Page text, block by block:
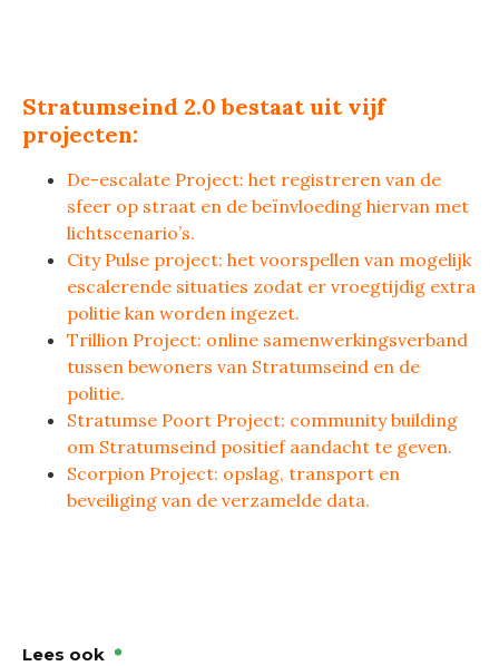
Stratumseind 2.0 bestaat uit vijf
projecten:
De-escalate Project: het registreren van de
sfeer op straat en de beïnvloeding hiervan met
lichtscenario’s.
City Pulse project: het voorspellen van mogelijk
escalerende situaties zodat er vroegtijdig extra
politie kan worden ingezet.
Trillion Project: online samenwerkingsverband
tussen bewoners van Stratumseind en de
politie.
Stratumse Poort Project: community building
om Stratumseind positief aandacht te geven.
Scorpion Project: opslag, transport en
beveiliging van de verzamelde data.
Lees ook